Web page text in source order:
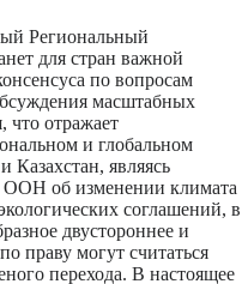
Региональный
для стран важной
по вопросам
масштабных
что отражает
и глобальном
Казахстан, являясь
ООН об изменении климата
соглашений, в
двустороннее и
праву могут считаться
перехода. В настоящее